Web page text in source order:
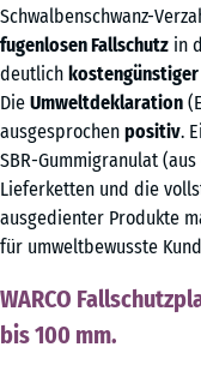
Schwalbenschwanz-
fugenlosen Fallschutz in
deutlich kostengünstiger
Die Umweltdeklaration
ausgesprochen positiv.
SBR-Gummigranulat
Lieferketten und die
ausgedienter Produkte
für umweltbewusste
WARCO
bis 100 mm.